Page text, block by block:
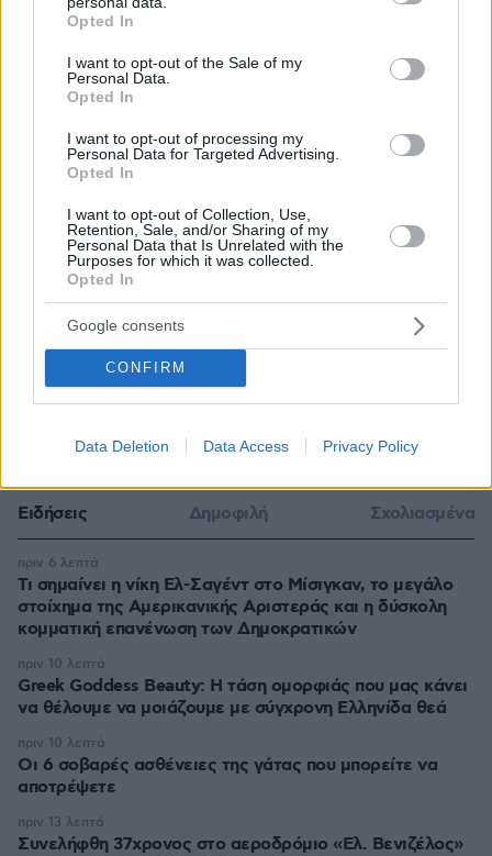
grant or deny consent to Google and its third-party tags to
use your data for below specified purposes in below Google
consent section.
Opted In
I want to opt-out of the Sale of my
Personal Data.
Opted In
I want to opt-out of processing my
Personal Data for Targeted Advertising.
Opted In
I want to opt-out of Collection, Use,
Retention, Sale, and/or Sharing of my
Personal Data that Is Unrelated with the
Purposes for which it was collected.
Opted In
Google consents
CONFIRM
Data Deletion Data Access Privacy Policy
* Υποχρεωτικά πεδία
Ειδήσεις Δημοφιλή Σχολιασμένα
Τι σημαίνει η νίκη Ελ-Σαγέντ στο Μίσιγκαν, το μεγάλο
στοίχημα της Aμερικανικής Αριστεράς και η δύσκολη
κομματική επανένωση των Δημοκρατικών
πριν 6 λεπτά
Greek Goddess Beauty: Η τάση ομορφιάς που μας κάνει
να θέλουμε να μοιάζουμε με σύγχρονη Ελληνίδα θεά
πριν 10 λεπτά
Οι 6 σοβαρές ασθένειες της γάτας που μπορείτε να
αποτρέψετε
πριν 10 λεπτά
Συνελήφθη 37χρονος στο αεροδρόμιο «Ελ. Βενιζέλος»
πριν 13 λεπτά